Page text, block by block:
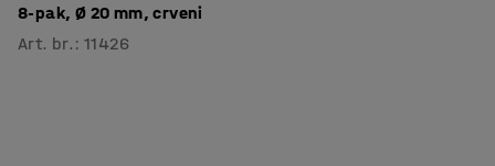
8-pak, Ø 20 mm, crveni
Art. br. :11426